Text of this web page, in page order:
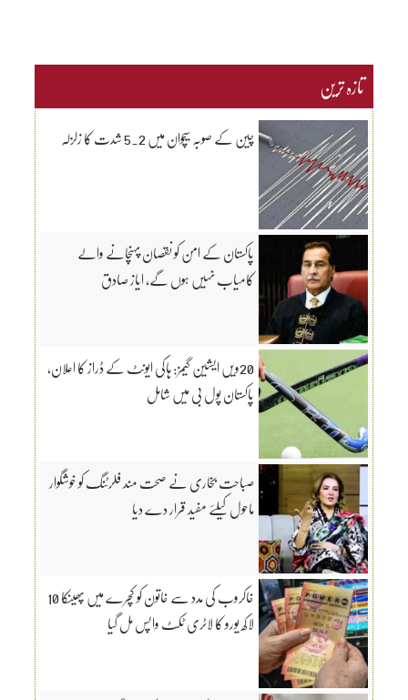
تازہ ترین
چین کے صوبہ سیچوان میں 5.2 شدت کا زلزلہ
پاکستان کے امن کو نقصان پہنچانے والے
کامیاب نہیں ہوں گے، ایاز صادق
20ویں ایشین گیمز: ہاکی ایونٹ کے ڈراز کا اعلان،
پاکستان پول بی میں شامل
صباحت بخاری نے صحت مند فلرٹنگ کو خوشگوار
ماحول کیلئے مفید قرار دے دیا
خاکروب کی مدد سے خاتون کو کچرے میں پھینکا 10
لاکھ یورو کا لاٹری ٹکٹ واپس مل گیا